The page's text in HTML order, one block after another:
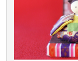
2026/07/31
2026/07/31
2026/07/30
供
も丁寧に説...
2026/07/18つい
た。 手続...